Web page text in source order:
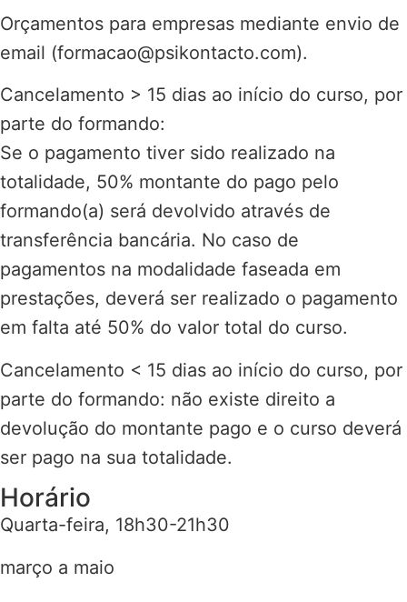
Orçamentos para empresas mediante envio de
email (formacao@psikontacto.com).
Cancelamento > 15 dias ao início do curso, por
parte do formando:
Se o pagamento tiver sido realizado na
totalidade, 50% montante do pago pelo
formando(a) será devolvido através de
transferência bancária. No caso de
pagamentos na modalidade faseada em
prestações, deverá ser realizado o pagamento
em falta até 50% do valor total do curso.
Cancelamento < 15 dias ao início do curso, por
parte do formando: não existe direito a
devolução do montante pago e o curso deverá
ser pago na sua totalidade.
Horário
Quarta-feira, 18h30-21h30
março a maio